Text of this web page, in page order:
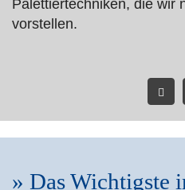
Palettiertechniken, die wir
vorstellen.
» Das Wichtigste